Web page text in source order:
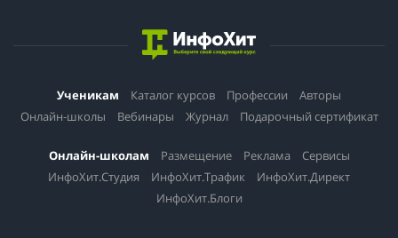
Ученикам Каталог курсов Профессии
Авторы
Онлайн-школы
Вебинары Журнал Подарочный сертификат
Онлайн-школам Размещение Реклама
Сервисы
ИнфоХит.Студия
ИнфоХит.Трафик
ИнфоХит.Директ
ИнфоХит.Блоги